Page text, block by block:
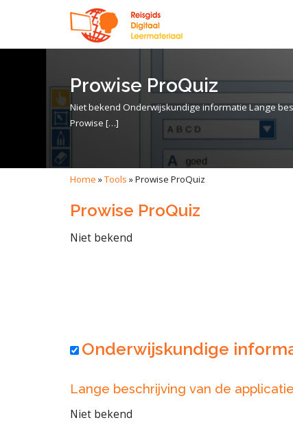
Prowise ProQuiz
Niet bekend Onderwijskundige informatie Lange
Prowise […]
Home »Tools »Prowise ProQuiz
Prowise ProQuiz
Niet bekend
Onderwijskundige
Lange beschrijving van de applicatie
Niet bekend